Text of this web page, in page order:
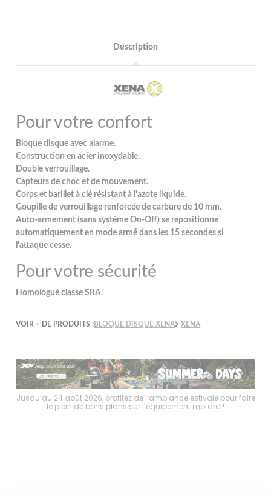
Description
Pour votre confort
Bloque disque avec alarme.
Construction en acier inoxydable.
Double verrouillage.
Capteurs de choc et de mouvement.
Corps et barillet à clé résistant à l'azote liquide.
Goupille de verrouillage renforcée de carbure de 10 mm.
Auto-armement (sans système On-Off) se repositionne
automatiquement en mode armé dans les 15 secondes si
l'attaque cesse.
Pour votre sécurité
Homologué classe SRA.
VOIR + DE PRODUITS :BLOQUE DISQUE XENA XENA
Jusqu’au 24 août 2026, profitez de l’ambiance estivale pour faire
le plein de bons plans sur l’équipement motard !